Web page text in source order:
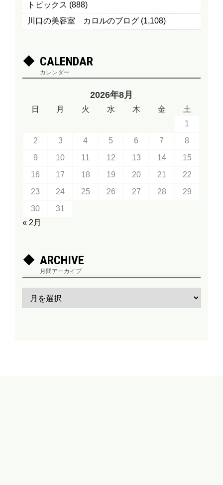
トピックス (888)
川口の美容室 カロルのブログ (1,108)
CALENDAR
カレンダー
2026年8月
日 月 火 水 木 金
土
1
2
3 4 5 6 7
8
9
10 11 12 13 14
15
16
17 18 19 20 21
22
23
24 25 26 27 28
29
30
31
« 2月
ARCHIVE
月間アーカイブ